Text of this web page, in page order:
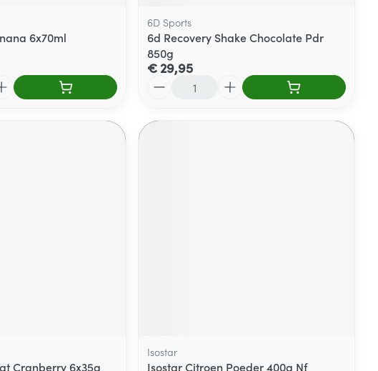
6x70ml
6D Sports
6d Recovery Shake Chocolate Pdr
850g
€ 29,95
Cranberry 6x35g
Isostar
Isostar Citroen Poeder 400g Nf